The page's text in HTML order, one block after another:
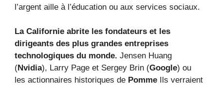
l’argent aille à l’éducation ou aux services sociaux.
La Californie abrite les fondateurs et les
dirigeants des plus grandes entreprises
technologiques du monde. Jensen Huang
(Nvidia), Larry Page et Sergey Brin (Google) ou
les actionnaires historiques de Pomme Ils verraient